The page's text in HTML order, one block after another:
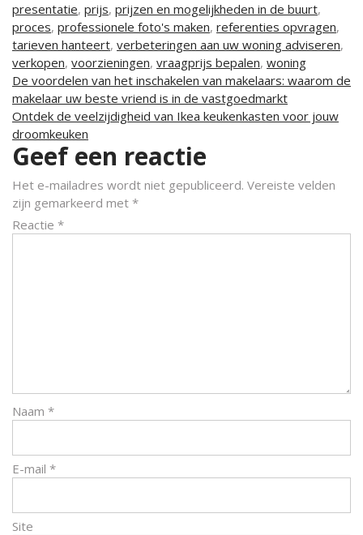
presentatie, prijs, prijzen en mogelijkheden in de buurt,
proces, professionele foto's maken, referenties opvragen,
tarieven hanteert, verbeteringen aan uw woning adviseren,
verkopen, voorzieningen, vraagprijs bepalen, woning
Berichtnavigatie
De voordelen van het inschakelen van makelaars: waarom de
makelaar uw beste vriend is in de vastgoedmarkt
Ontdek de veelzijdigheid van Ikea keukenkasten voor jouw
droomkeuken
Geef een reactie
Het e-mailadres wordt niet gepubliceerd. Vereiste velden
zijn gemarkeerd met *
Reactie *
Naam *
E-mail *
Site